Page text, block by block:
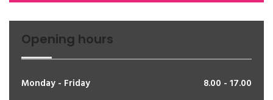
Opening hours
Monday - Friday 8.00 - 17.00